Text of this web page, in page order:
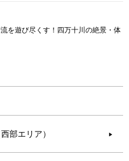
を遊び尽くす！四万十川の絶景・体
部エリア） ▶︎